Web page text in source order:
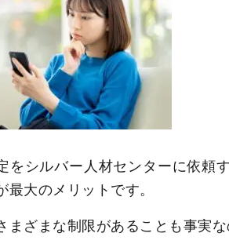
をシルバー人材センターに依頼
最大のメリットです。
まざまな制限があることも事実